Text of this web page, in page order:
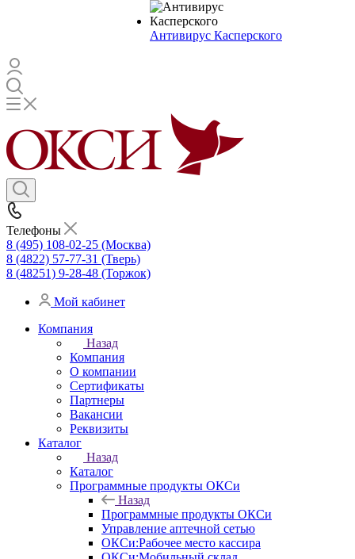
Антивирус Касперского
Телефоны
8 (495) 108-02-25 (Москва)
8 (4822) 57-77-31 (Тверь)
8 (48251) 9-28-48 (Торжок)
Мой кабинет
Компания
Назад
Компания
О компании
Сертификаты
Партнеры
Вакансии
Реквизиты
Каталог
Назад
Каталог
Программные продукты ОКСи
Назад
Программные продукты ОКСи
Управление аптечной сетью
ОКСи:Рабочее место кассира